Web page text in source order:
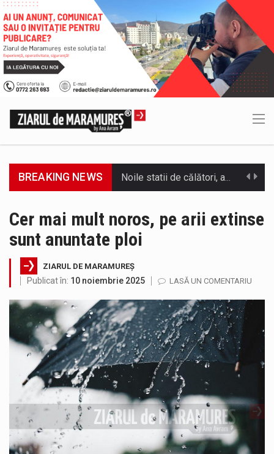
BREAKING NEWS Municipiul Baia Mare, prin Serviciul Public Comunitar Local de Evidență a Persoanelor - Serviciul Evidența Persoanelor, îi informează pe cetățenii…
Vremea va fi caniculară. Disconfortul termic va fi accentuat, iar indicele temperatură-umezeală (ITU) va depăși pragul critic de 80 de…
COD GALBEN. Interval de valabilitate: 07 august, ora 12.00 – 07 august, ora 23.00 / Fenomene vizate: instabilitate atmosferică, intensificări…
Pe scurt. Statuia lui PINTEA VITEAZU din fața Jandarmeriei Maramures a ajuns să fie zilele acestea mărul discordiei între administrații.…
Noile statii de călători, achizitionate la preț de garsonieră per bucată, dezamăgesc total cetățenii care folosesc mijloacele de transport în…
Cer mai mult noros, pe arii extinse
sunt anuntate ploi
ZIARUL DE MARAMUREȘ
Publicat în: 10 noiembrie 2025 LASĂ UN COMENTARIU